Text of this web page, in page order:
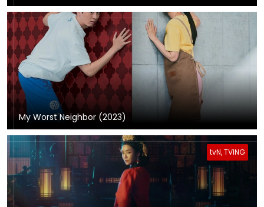
My Worst Neighbor (2023)
tvN, TVING